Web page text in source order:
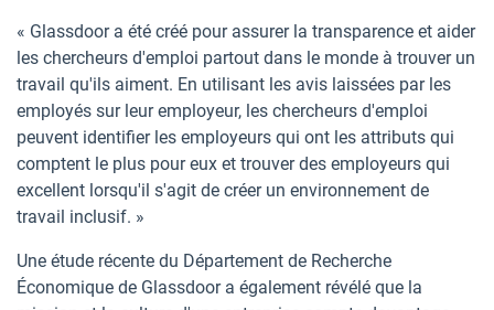
« Glassdoor a été créé pour assurer la transparence et aider
les chercheurs d'emploi partout dans le monde à trouver un
travail qu'ils aiment. En utilisant les avis laissées par les
employés sur leur employeur, les chercheurs d'emploi
peuvent identifier les employeurs qui ont les attributs qui
comptent le plus pour eux et trouver des employeurs qui
excellent lorsqu'il s'agit de créer un environnement de
travail inclusif. »
Une étude récente du Département de Recherche
Économique de Glassdoor a également révélé que la